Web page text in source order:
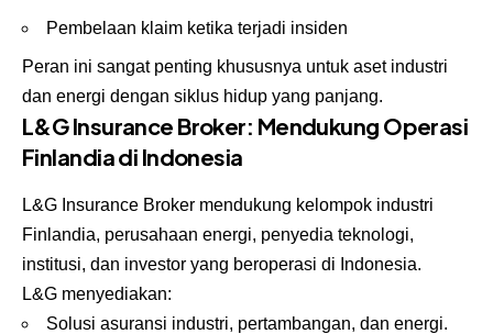
Pembelaan klaim ketika terjadi insiden
Peran ini sangat penting khususnya untuk aset industri
dan energi dengan siklus hidup yang panjang.
L&G Insurance Broker: Mendukung Operasi
Finlandia di Indonesia
L&G Insurance Broker mendukung kelompok industri
Finlandia, perusahaan energi, penyedia teknologi,
institusi, dan investor yang beroperasi di Indonesia.
L&G menyediakan:
Solusi asuransi industri, pertambangan, dan energi.